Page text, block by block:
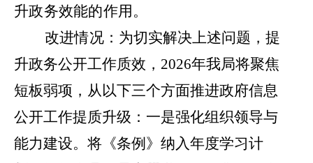
升政务效能的作用。
改进情况： 为切实解决上述问题，提
升政务公开工作质效， 2026年我局将聚焦
短板弱项，从以下三个方面推进政府信息
公开工作提质升级： 一是强化组织领导与
能力建设。将《条例》纳入年度学习计